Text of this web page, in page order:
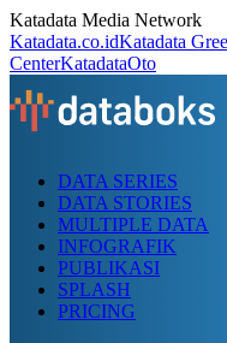
Katadata Media Network
Katadata.co.idKatadata
CenterKatadataOto
DATA SERIES
DATA STORIES
MULTIPLE DATA
INFOGRAFIK
PUBLIKASI
SPLASH
PRICING